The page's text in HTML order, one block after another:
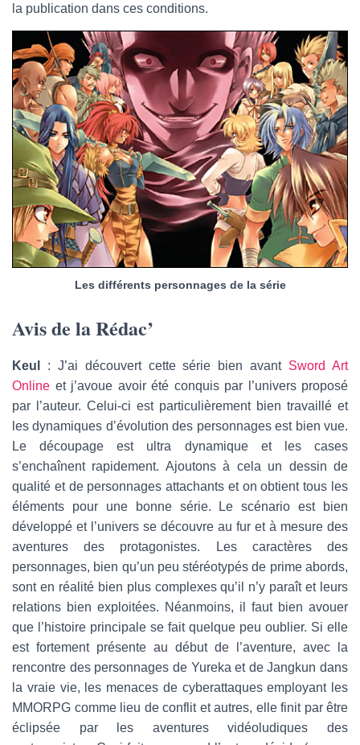
la publication dans ces conditions.
Les différents personnages de la série
Avis de la Rédac’
Keul : J’ai découvert cette série bien avant Sword Art
Online et j’avoue avoir été conquis par l’univers proposé
par l’auteur. Celui-ci est particulièrement bien travaillé et
les dynamiques d’évolution des personnages est bien vue.
Le découpage est ultra dynamique et les cases
s’enchaînent rapidement. Ajoutons à cela un dessin de
qualité et de personnages attachants et on obtient tous les
éléments pour une bonne série. Le scénario est bien
développé et l’univers se découvre au fur et à mesure des
aventures des protagonistes. Les caractères des
personnages, bien qu’un peu stéréotypés de prime abords,
sont en réalité bien plus complexes qu’il n’y paraît et leurs
relations bien exploitées. Néanmoins, il faut bien avouer
que l’histoire principale se fait quelque peu oublier. Si elle
est fortement présente au début de l’aventure, avec la
rencontre des personnages de Yureka et de Jangkun dans
la vraie vie, les menaces de cyberattaques employant les
MMORPG comme lieu de conflit et autres, elle finit par être
éclipsée par les aventures vidéoludiques des